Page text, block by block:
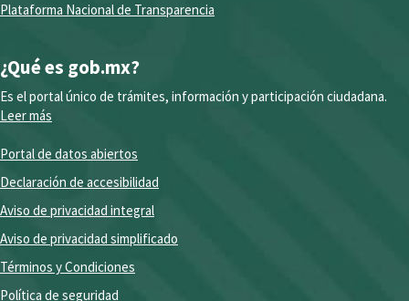
Plataforma Nacional de Transparencia
¿Qué es gob.mx?
Es el portal único de trámites, información y participación ciudadana.
Leer más
Portal de datos abiertos
Declaración de accesibilidad
Aviso de privacidad integral
Aviso de privacidad simplificado
Términos y Condiciones
Política de seguridad